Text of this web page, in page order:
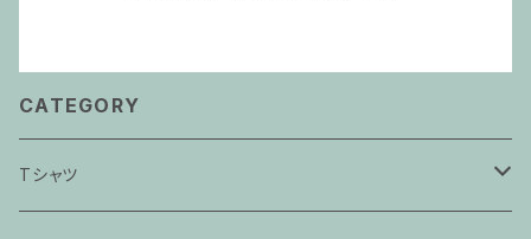
CATEGORY
Tシャツ